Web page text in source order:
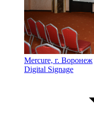
Mercure, г. Воронеж
Digital Signage